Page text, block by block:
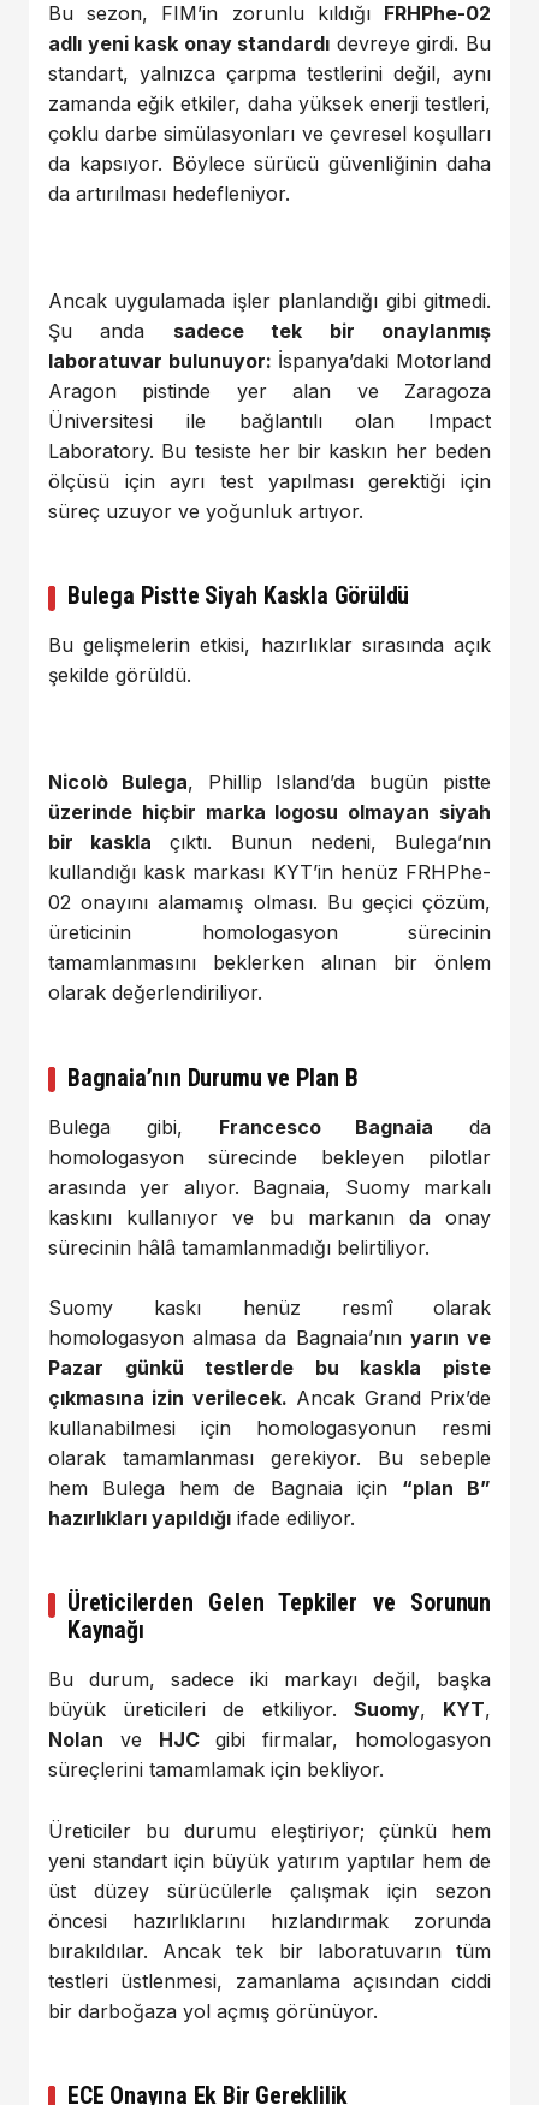
Bu sezon, FIM’in zorunlu kıldığı FRHPhe-02
adlı yeni kask onay standardı devreye girdi. Bu
standart, yalnızca çarpma testlerini değil, aynı
zamanda eğik etkiler, daha yüksek enerji testleri,
çoklu darbe simülasyonları ve çevresel koşulları
da kapsıyor. Böylece sürücü güvenliğinin daha
da artırılması hedefleniyor.
Ancak uygulamada işler planlandığı gibi gitmedi.
Şu anda sadece tek bir onaylanmış
laboratuvar bulunuyor: İspanya’daki Motorland
Aragon pistinde yer alan ve Zaragoza
Üniversitesi ile bağlantılı olan Impact
Laboratory. Bu tesiste her bir kaskın her beden
ölçüsü için ayrı test yapılması gerektiği için
süreç uzuyor ve yoğunluk artıyor.
Bulega Pistte Siyah Kaskla Görüldü
Bu gelişmelerin etkisi, hazırlıklar sırasında açık
şekilde görüldü.
Nicolò Bulega, Phillip Island’da bugün pistte
üzerinde hiçbir marka logosu olmayan siyah
bir kaskla çıktı. Bunun nedeni, Bulega’nın
kullandığı kask markası KYT’in henüz FRHPhe-
02 onayını alamamış olması. Bu geçici çözüm,
üreticinin homologasyon sürecinin
tamamlanmasını beklerken alınan bir önlem
olarak değerlendiriliyor.
Bagnaia’nın Durumu ve Plan B
Bulega gibi, Francesco Bagnaia da
homologasyon sürecinde bekleyen pilotlar
arasında yer alıyor. Bagnaia, Suomy markalı
kaskını kullanıyor ve bu markanın da onay
sürecinin hâlâ tamamlanmadığı belirtiliyor.
Suomy kaskı henüz resmî olarak
homologasyon almasa da Bagnaia’nın yarın ve
Pazar günkü testlerde bu kaskla piste
çıkmasına izin verilecek. Ancak Grand Prix’de
kullanabilmesi için homologasyonun resmi
olarak tamamlanması gerekiyor. Bu sebeple
hem Bulega hem de Bagnaia için “plan B”
hazırlıkları yapıldığı ifade ediliyor.
Üreticilerden Gelen Tepkiler ve Sorunun
Kaynağı
Bu durum, sadece iki markayı değil, başka
büyük üreticileri de etkiliyor. Suomy, KYT,
Nolan ve HJCgibi firmalar, homologasyon
süreçlerini tamamlamak için bekliyor.
Üreticiler bu durumu eleştiriyor; çünkü hem
yeni standart için büyük yatırım yaptılar hem de
üst düzey sürücülerle çalışmak için sezon
öncesi hazırlıklarını hızlandırmak zorunda
bırakıldılar. Ancak tek bir laboratuvarın tüm
testleri üstlenmesi, zamanlama açısından ciddi
bir darboğaza yol açmış görünüyor.
ECE Onayına Ek Bir Gereklilik